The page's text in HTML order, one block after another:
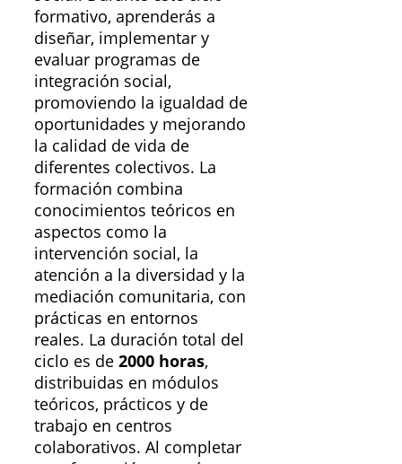
formativo, aprenderás a
diseñar, implementar y
evaluar programas de
integración social,
promoviendo la igualdad de
oportunidades y mejorando
la calidad de vida de
diferentes colectivos. La
formación combina
conocimientos teóricos en
aspectos como la
intervención social, la
atención a la diversidad y la
mediación comunitaria, con
prácticas en entornos
reales. La duración total del
ciclo es de 2000 horas,
distribuidas en módulos
teóricos, prácticos y de
trabajo en centros
colaborativos. Al completar